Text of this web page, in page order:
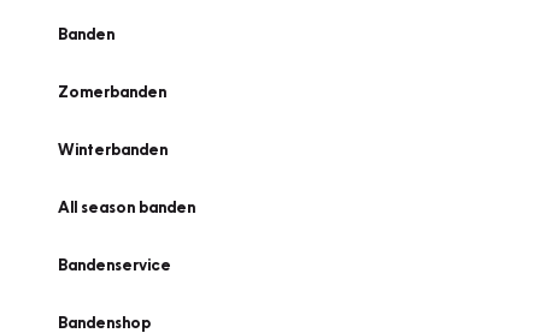
Banden
Zomerbanden
Winterbanden
All season banden
Bandenservice
Bandenshop